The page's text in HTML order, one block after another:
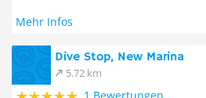
Mehr Infos
Dive Stop, New Marina
5.72 km